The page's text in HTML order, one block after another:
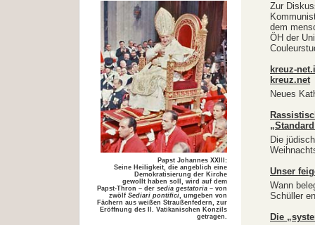
Papst Johannes XXIII:
Seine Heiligkeit, die angeblich eine
Demokratisierung der Kirche
gewollt haben soll, wird auf dem
Papst-Thron – der sedia gestatoria – von
zwölf Sediari pontifici , umgeben von
Fächern aus weißen Straußenfedern, zur
Eröffnung des II. Vatikanischen Konzils
getragen.
Zur
dem
ÖH der
kreuz-
kreuz.net
Neues
Die
Unser
Wann
Schüller
Die